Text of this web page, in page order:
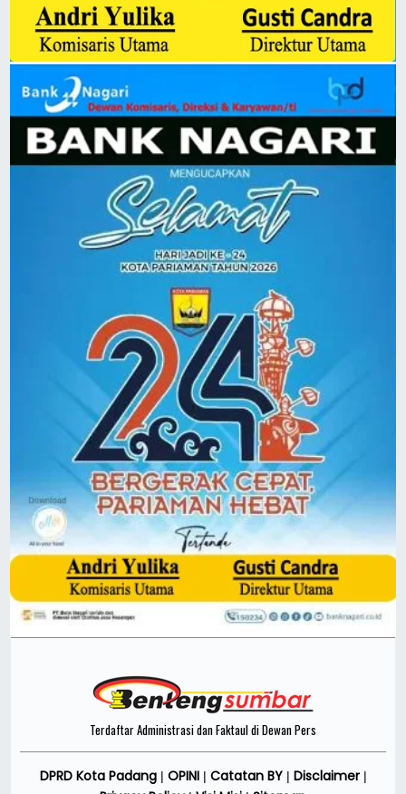
Terdaftar Administrasi dan Faktaul di Dewan Pers
DPRD Kota Padang| OPINI Catatan BY| Disclaimer|